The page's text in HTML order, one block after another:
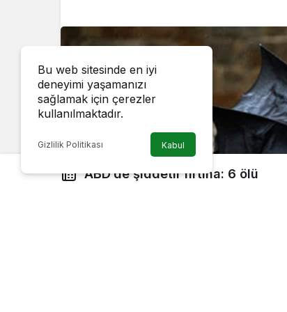
ABD’de şiddetli fırtına: 6 ölü
Bu web sitesinde en iyi
deneyimi yaşamanızı
sağlamak için çerezler
kullanılmaktadır.
Gizlilik Politikası Kabul